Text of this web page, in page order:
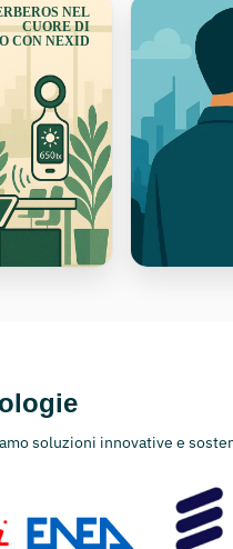
NEL
CUORE DI
CON NEXID
soluzioni innovative e